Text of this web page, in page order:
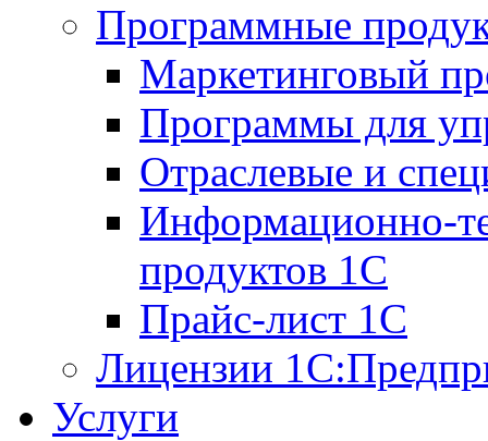
Программные
Маркетинговый
Программы для
Отраслевые и
Информационно-
продуктов 1С
Прайс-лист 1С
Лицензии
Услуги